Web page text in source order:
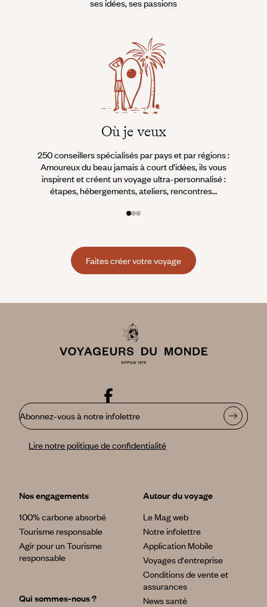
ses idées, ses passions
Où je veux
250 conseillers spécialisés par pays et par régions :
Amoureux du beau jamais à court d’idées, ils vous
inspirent et créent un voyage ultra-personnalisé :
étapes, hébergements, ateliers, rencontres…
Faites créer votre voyage
Abonnez-vous à notre infolettre
Lire notre politique de confidentialité
Nos engagements
100% carbone absorbé
Tourisme responsable
Agir pour un Tourisme
responsable
Qui sommes-nous ?
Autour du voyage
Le Mag web
Notre infolettre
Application Mobile
Voyages d'entreprise
Conditions de vente et
assurances
News santé